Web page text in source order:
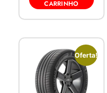
CARRINHO
Oferta!